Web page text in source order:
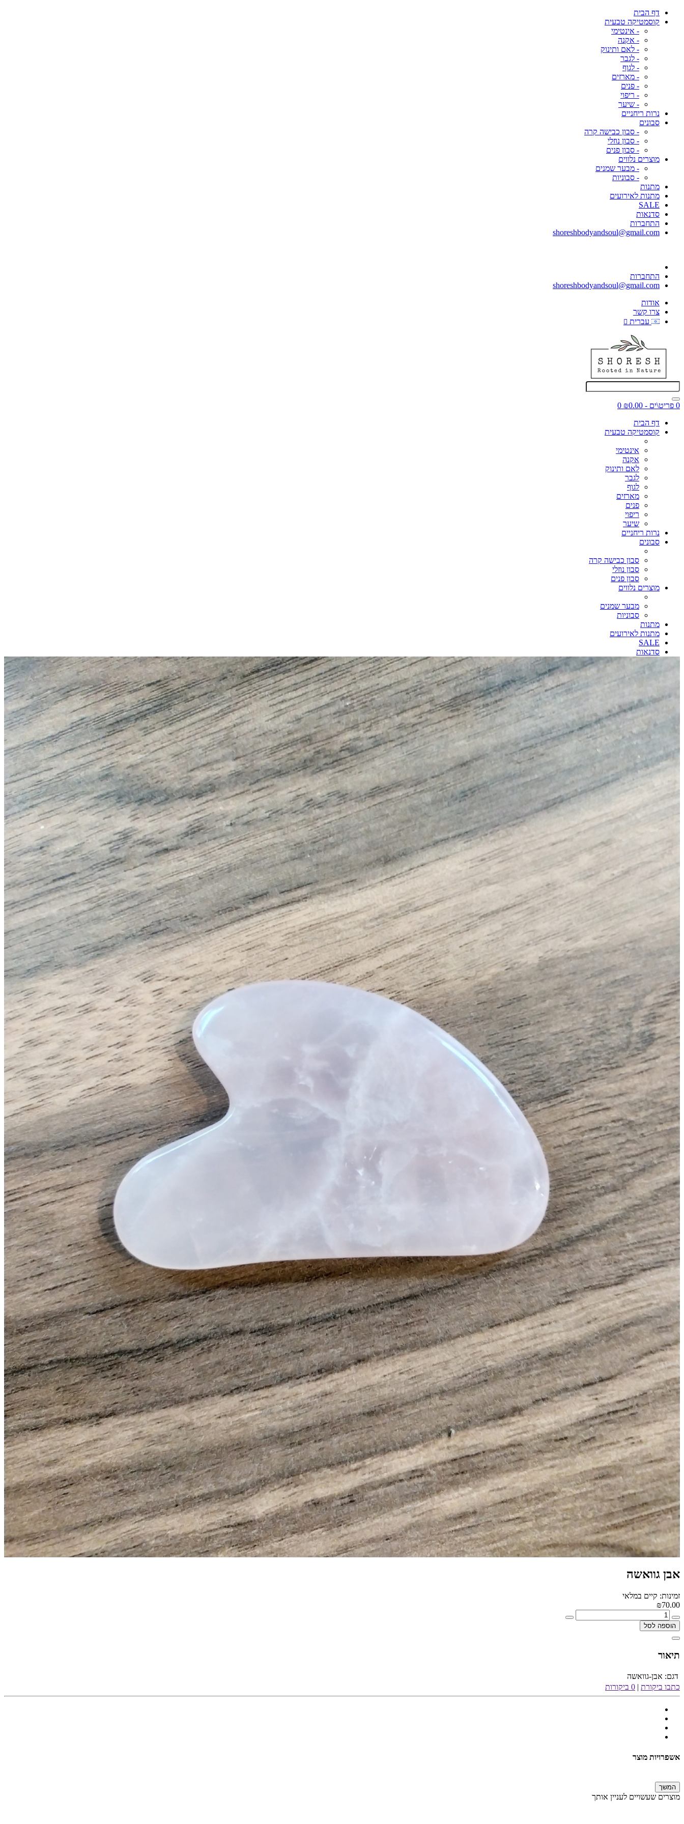
דף הבית
קוסמטיקה טבעית
- אינטימי
- אקנה
- לאם ותינוק
- לגבר
- לגוף
- מארזים
- פנים
- ריפוי
- שיער
נרות ריחניים
סבונים
- סבון כבישה קרה
- סבון נוזלי
- סבון פנים
מוצרים נלווים
- מבער שמנים
- סבוניות
מתנות
מתנות לאירועים
SALE
סדנאות
התחברות
shoreshbodyandsoul@gmail.com
התחברות
shoreshbodyandsoul@gmail.com
אודות
צרו קשר
עברית
0 פריט\ים - ₪0.00
0
דף הבית
קוסמטיקה טבעית
אינטימי
אקנה
לאם ותינוק
לגבר
לגוף
מארזים
פנים
ריפוי
שיער
נרות ריחניים
סבונים
סבון כבישה קרה
סבון נוזלי
סבון פנים
מוצרים נלווים
מבער שמנים
סבוניות
מתנות
מתנות לאירועים
SALE
סדנאות
אבן גוואשה
זמינות: קיים במלאי
₪70.00
הוספה לסל
תיאור
דגם: אבן-גוואשה
כתבו ביקורת | 0 ביקורות
אשפרויות מוצר
המשך
מוצרים שעשויים לעניין אותך